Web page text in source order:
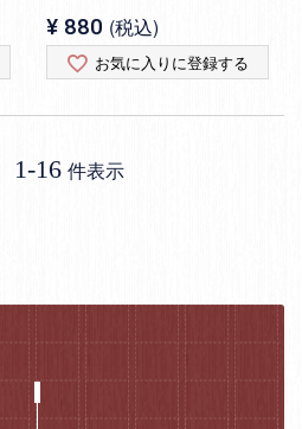
¥ 880 税込
お気に入りに登録する
1-16 件表示